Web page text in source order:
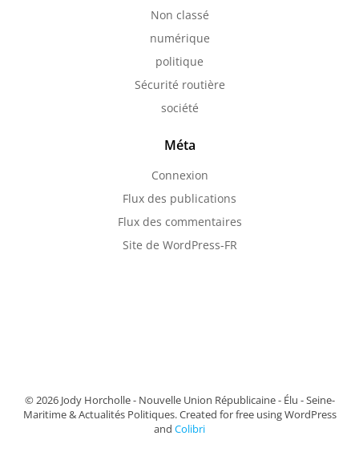
Non classé
numérique
politique
Sécurité routière
société
Méta
Connexion
Flux des publications
Flux des commentaires
Site de WordPress-FR
© 2026 Jody Horcholle - Nouvelle Union Républicaine - Élu - Seine-
Maritime & Actualités Politiques. Created for free using WordPress
and Colibri